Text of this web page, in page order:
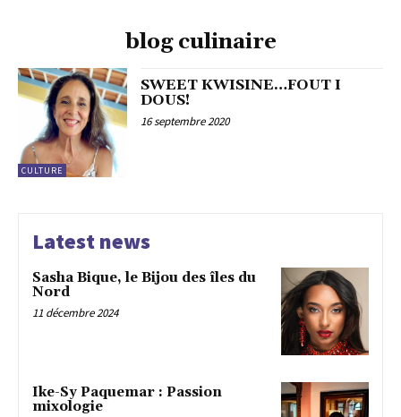
blog culinaire
CULTURE
SWEET KWISINE…FOUT I
DOUS!
16 septembre 2020
Latest news
Sasha Bique, le Bijou des îles du
Nord
11 décembre 2024
Ike-Sy Paquemar : Passion
mixologie